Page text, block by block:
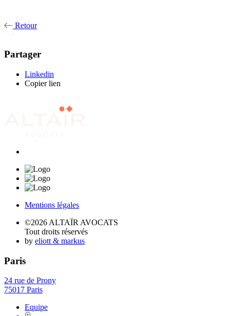
Retour
Partager
Linkedin
Copier lien
Mentions légales
©2026 ALTAÏR AVOCATS
Tout droits réservés
by eliott & markus
Paris
24 rue de Prony
75017 Paris
Equipe